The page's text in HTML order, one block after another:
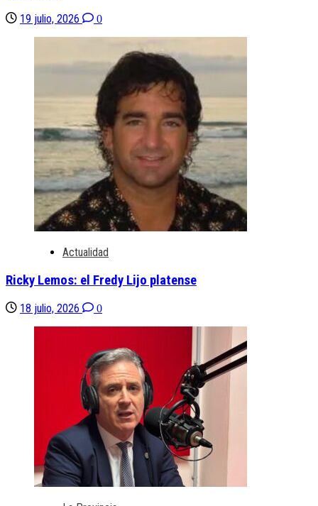
19 julio, 2026 0
Actualidad
Ricky Lemos: el Fredy Lijo platense
18 julio, 2026 0